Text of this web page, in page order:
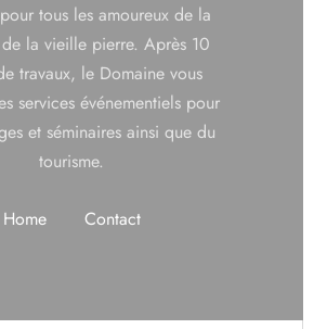
tous les amoureux de la
la vieille pierre. Après 10
travaux, le Domaine vous
services événementiels pour
et séminaires ainsi que du
tourisme.
Home Contact